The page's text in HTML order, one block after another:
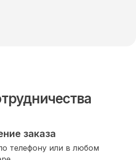
заказа
телефону или в любом